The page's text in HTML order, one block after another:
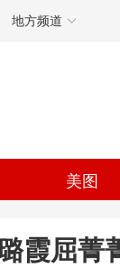
地方频道
美图
霞屈菁